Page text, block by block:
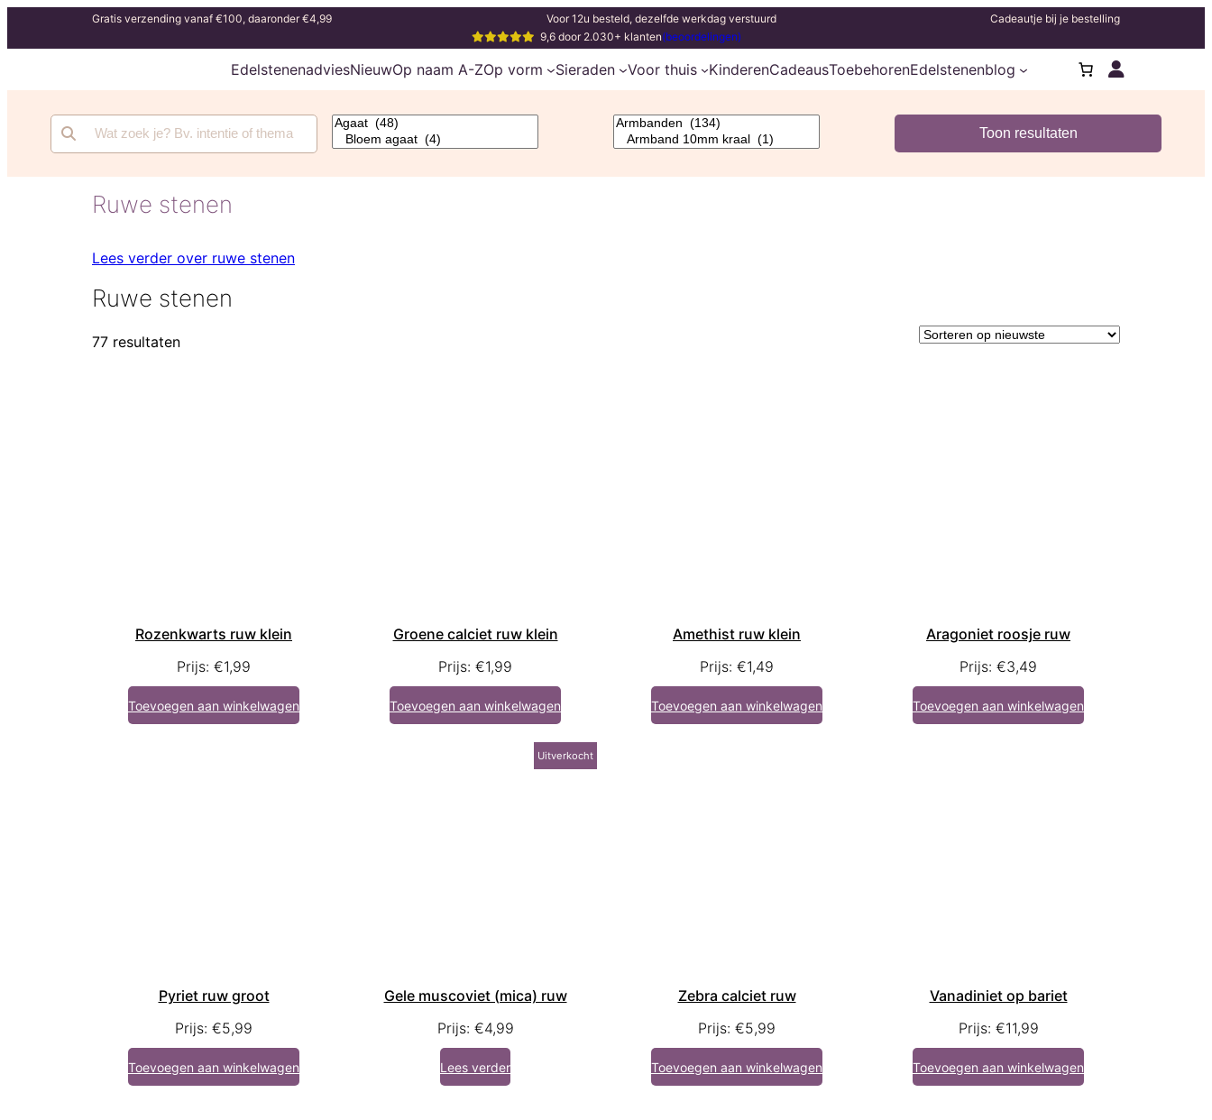
Gratis verzending vanaf €100, daaronder €4,99 Voor 12u besteld, dezelfde werkdag verstuurd
Cadeautje bij je bestelling
9,6 door 2.030+ klanten(beoordelingen)
EdelstenenadviesNieuwOp naam A-ZOp vorm Sieraden Voor thuis KinderenCadeausToebehorenEdelstenenblog
Ruwe stenen
Lees verder over ruwe stenen
Ruwe stenen
77 resultaten
Rozenkwarts ruw klein
Prijs: €1,99
Toevoegen aan winkelwagen
Groene calciet ruw klein
Prijs: €1,99
Toevoegen aan winkelwagen
Amethist ruw klein
Prijs: €1,49
Toevoegen aan winkelwagen
Aragoniet roosje ruw
Prijs: €3,49
Toevoegen aan winkelwagen
Pyriet ruw groot
Prijs: €5,99
Toevoegen aan winkelwagen
Uitverkocht
Gele muscoviet (mica) ruw
Prijs: €4,99
Lees verder
Zebra calciet ruw
Prijs: €5,99
Toevoegen aan winkelwagen
Vanadiniet op bariet
Prijs: €11,99
Toevoegen aan winkelwagen